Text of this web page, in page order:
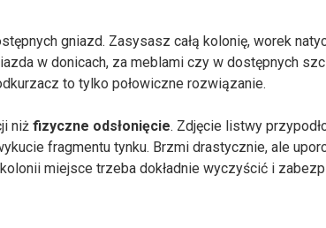
gniazd. Zasysasz całą kolonię, worek
w donicach, za meblami czy w dostępnych
to tylko połowiczne rozwiązanie.
niżfizyczne odsłonięcie. Zdjęcie listwy
fragmentu tynku. Brzmi drastycznie, ale
miejsce trzeba dokładnie wyczyścić i